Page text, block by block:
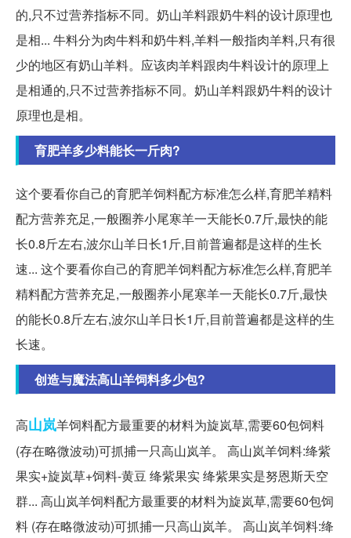
的,只不过营养指标不同。奶山羊料跟奶牛料的设计原理也
是相... 牛料分为肉牛料和奶牛料,羊料一般指肉羊料,只有很
少的地区有奶山羊料。应该肉羊料跟肉牛料设计的原理上
是相通的,只不过营养指标不同。奶山羊料跟奶牛料的设计
原理也是相。
育肥羊多少料能长一斤肉?
这个要看你自己的育肥羊饲料配方标准怎么样,育肥羊精料
配方营养充足,一般圈养小尾寒羊一天能长0.7斤,最快的能
长0.8斤左右,波尔山羊日长1斤,目前普遍都是这样的生长
速... 这个要看你自己的育肥羊饲料配方标准怎么样,育肥羊
精料配方营养充足,一般圈养小尾寒羊一天能长0.7斤,最快
的能长0.8斤左右,波尔山羊日长1斤,目前普遍都是这样的生
长速。
创造与魔法高山羊饲料多少包?
高山岚羊饲料配方最重要的材料为旋岚草,需要60包饲料
(存在略微波动)可抓捕一只高山岚羊。 高山岚羊饲料:绛紫
果实+旋岚草+饲料-黄豆 绛紫果实 绛紫果实是努恩斯天空
群... 高山岚羊饲料配方最重要的材料为旋岚草,需要60包饲
料 (存在略微波动)可抓捕一只高山岚羊。 高山岚羊饲料:绛